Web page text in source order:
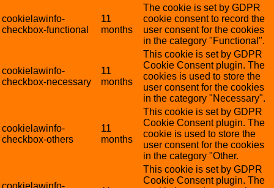
cookielawinfo-
checkbox-functional
11
months
The cookie is set by GDPR
cookie consent to record the
user consent for the cookies
in the category "Functional".
cookielawinfo-
checkbox-necessary
11
months
This cookie is set by GDPR
Cookie Consent plugin. The
cookies is used to store the
user consent for the cookies
in the category "Necessary".
cookielawinfo-
checkbox-others
11
months
This cookie is set by GDPR
Cookie Consent plugin. The
cookie is used to store the
user consent for the cookies
in the category "Other.
cookielawinfo-
This cookie is set by GDPR
Cookie Consent plugin. The